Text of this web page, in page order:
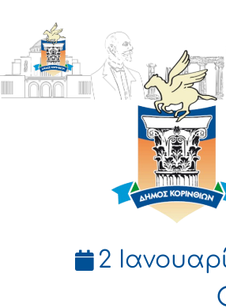
ΔΗΜΟΣ
ΚΟΡΙΝΘΙΩΝ
2